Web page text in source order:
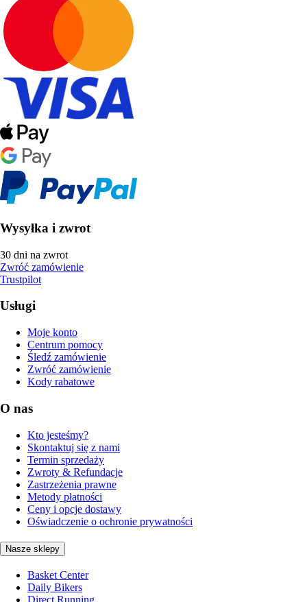
Wysyłka i zwrot
30 dni na zwrot
Zwróć zamówienie
Trustpilot
Usługi
Moje konto
Centrum pomocy
Śledź zamówienie
Zwróć zamówienie
Kody rabatowe
O nas
Kto jesteśmy?
Skontaktuj się z nami
Termin sprzedaży
Zwroty & Refundacje
Zastrzeżenia prawne
Metody płatności
Ceny i opcje dostawy
Oświadczenie o ochronie prywatności
Nasze sklepy
Basket Center
Daily Bikers
Direct Running